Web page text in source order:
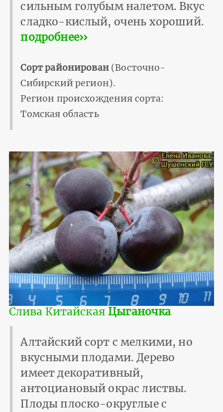
сильным голубым налетом. Вкус
сладко-кислый, очень хороший.
подробнее››
Сорт районирован(Восточно-
Сибирский регион).
Регион происхождения сорта:
Томская область
Слива КитайскаяЦыганочка
Алтайский сорт с мелкими, но
вкусными плодами. Дерево
имеет декоративный,
антоциановый окрас листвы.
Плоды плоско-округлые с